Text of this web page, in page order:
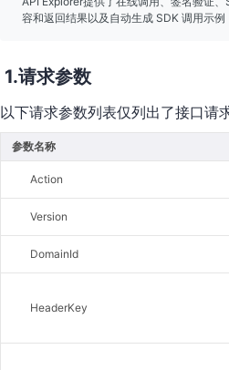
容和返回结果以及自动生成 SDK 调用示例
请求参数
以下请求参数列表仅列出了接口请
参数名称
Action
Version
DomainId
HeaderKey